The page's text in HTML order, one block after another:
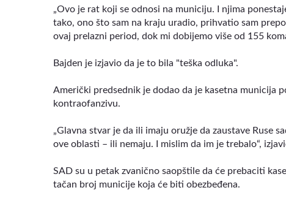
„Ovo je rat koji se odnosi na municiju. I njima
tako, ono što sam na kraju uradio, prihvatio sam
ovaj prelazni period, dok mi dobijemo više od 155
Bajden je izjavio da je to bila "teška odluka".
Američki predsednik je dodao da je kasetna municija
kontraofanzivu.
„Glavna stvar je da ili imaju oružje da zaustave Ruse
ove oblasti – ili nemaju. I mislim da im je trebalo“,
SAD su u petak zvanično saopštile da će prebaciti
tačan broj municije koja će biti obezbeđena.